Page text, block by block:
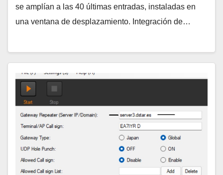
se amplían a las 40 últimas entradas, instaladas en
una ventana de desplazamiento. Integración de…